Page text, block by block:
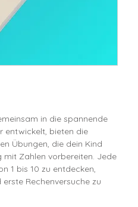
in die spannende
entwickelt, bieten die
Übungen, die dein Kind
mit Zahlen vorbereiten. Jede
1 bis 10 zu entdecken,
Rechenversuche zu